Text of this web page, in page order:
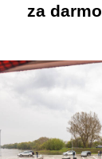
za darmo